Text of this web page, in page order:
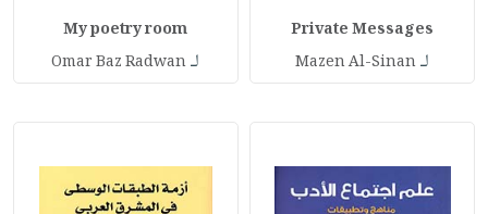
Private Messages
لـMazen Al-Sinan
My poetry room
لـOmar Baz Radwan